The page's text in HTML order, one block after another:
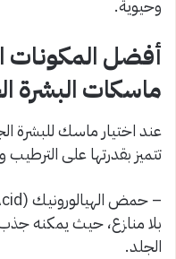
وحيوية.
أفضل المكونات
ماسكات البشرة
عند اختيار ماسك للبشرة
تتميز بقدرتها على الترطيب
بلا منازع، حيث يمكنه
الجلد.